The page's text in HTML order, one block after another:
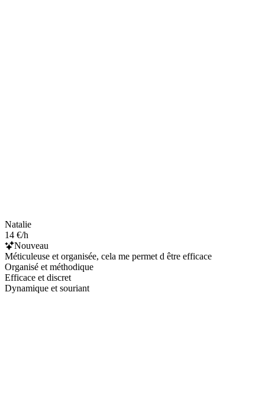
Natalie
14 €/h
Nouveau
Méticuleuse et organisée, cela me permet d être efficace
Organisé et méthodique
Efficace et discret
Dynamique et souriant